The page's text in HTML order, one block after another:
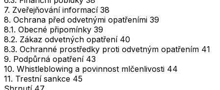
7. Zveřejňování informací 38
8. Ochrana před odvetnými opatřeními 39
8.1. Obecné připomínky 39
8.2. Zákaz odvetných opatření 40
8.3. Ochranné prostředky proti odvetným opatřením 41
9. Podpůrná opatření 43
10. Whistleblowing a povinnost mlčenlivosti 44
11. Trestní sankce 45